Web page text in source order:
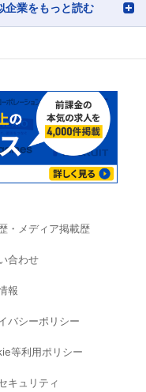
企業をもっと読む
・メディア掲載歴
合わせ
報
バシーポリシー
等利用ポリシー
キュリティ